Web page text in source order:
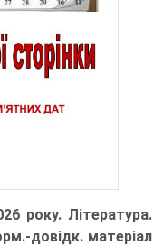
року. Література.
довідк. матеріал